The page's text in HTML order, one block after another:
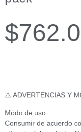
$
⚠️ ADVERTENCIAS Y
Modo de uso:
Consumir de acuerdo